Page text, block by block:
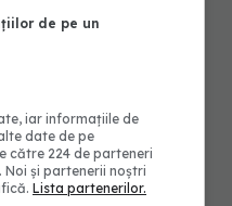
care
de pe un
iar informațiile de
date de pe
către 224 de parteneri
și partenerii noștri
Lista partenerilor.